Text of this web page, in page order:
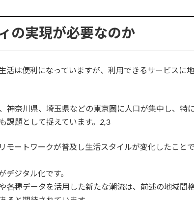
の実現が必要なのか
活は便利になっていますが、利用できるサービスに
神奈川県、埼玉県などの東京圏に人口が集中し、特
課題として捉えています。 2,3
モートワークが普及し生活スタイルが変化したこと
デジタル化です。
各種データを活用した新たな潮流は、前述の地域間